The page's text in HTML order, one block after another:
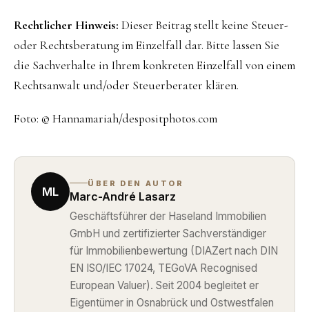
Rechtlicher Hinweis: Dieser Beitrag stellt keine Steuer-
oder Rechtsberatung im Einzelfall dar. Bitte lassen Sie
die Sachverhalte in Ihrem konkreten Einzelfall von einem
Rechtsanwalt und/oder Steuerberater klären.
Foto: © Hannamariah/despositphotos.com
ML
ÜBER DEN AUTOR
Marc-André Lasarz
Geschäftsführer der Haseland Immobilien
GmbH und zertifizierter Sachverständiger
für Immobilienbewertung (DIAZert nach DIN
EN ISO/IEC 17024, TEGoVA Recognised
European Valuer). Seit 2004 begleitet er
Eigentümer in Osnabrück und Ostwestfalen